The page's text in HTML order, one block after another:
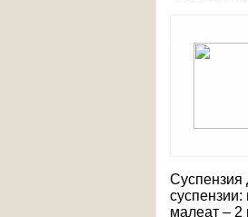
Суспензия
малеат – 2